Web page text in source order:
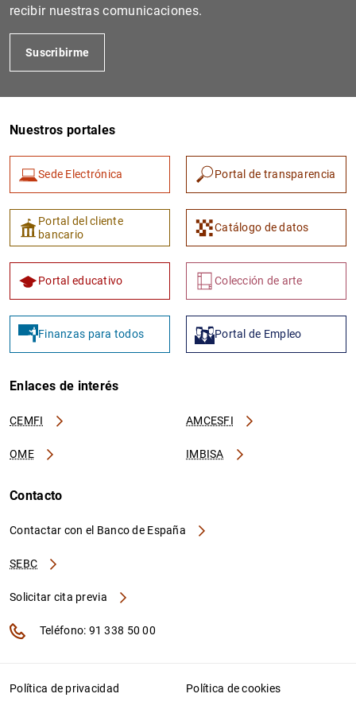
recibir nuestras comunicaciones.
Suscribirme
Nuestros portales
Sede Electrónica Portal de transparencia
Portal del cliente
bancario
Catálogo de datos
Portal educativo Colección de arte
Finanzas para todos Portal de Empleo
Enlaces de interés
CEMFI AMCESFI
OME IMBISA
Contacto
Contactar con el Banco de España
SEBC
Solicitar cita previa
Teléfono: 91 338 50 00
Política de privacidad Política de cookies